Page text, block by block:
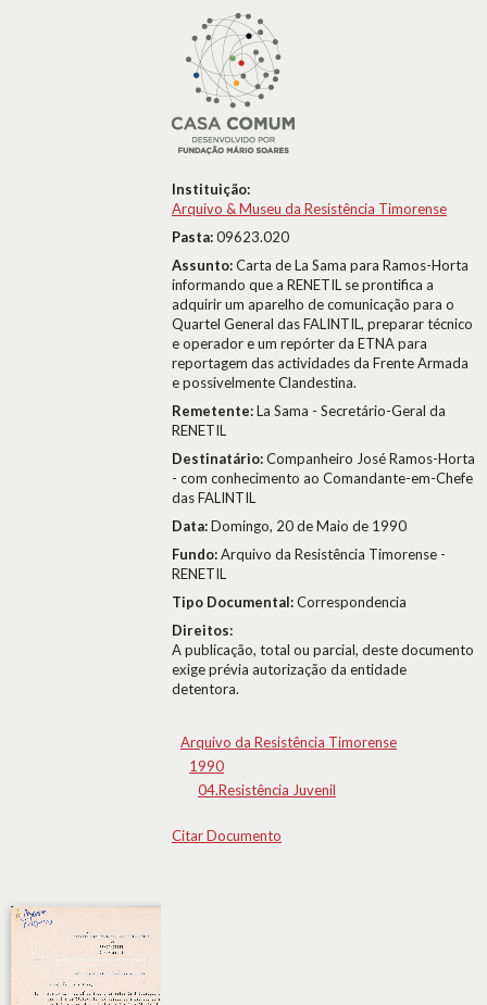
Instituição:
Arquivo & Museu da Resistência Timorense
Pasta:09623.020
Assunto:Carta de La Sama para Ramos-Horta
informando que a RENETIL se prontifica a
adquirir um aparelho de comunicação para o
Quartel General das FALINTIL, preparar técnico
e operador e um repórter da ETNA para
reportagem das actividades da Frente Armada
e possivelmente Clandestina.
Remetente:La Sama - Secretário-Geral da
RENETIL
Destinatário:Companheiro José Ramos-Horta
- com conhecimento ao Comandante-em-Chefe
das FALINTIL
Data:Domingo, 20 de Maio de 1990
Fundo:Arquivo da Resistência Timorense -
RENETIL
Tipo Documental:Correspondencia
Direitos:
A publicação, total ou parcial, deste documento
exige prévia autorização da entidade
detentora.
Arquivo da Resistência Timorense
1990
04.Resistência Juvenil
Citar Documento